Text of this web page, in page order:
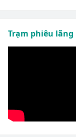
Trạm phiêu lãng